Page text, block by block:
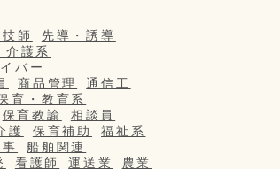
師
先導・誘導
介護系
バー
商品管理
通信工
育・教育系
保育教諭
相談員
護 保育補助
福祉系
船舶関連
看護師 運送業
農業